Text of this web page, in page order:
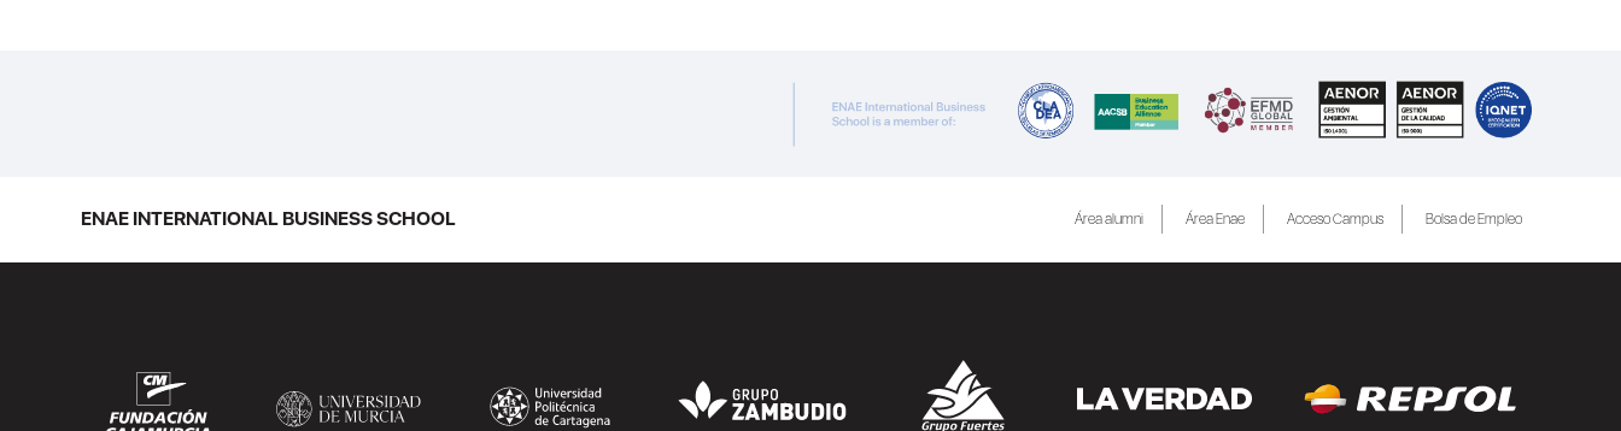
ENAE INTERNATIONAL BUSINESS SCHOOL Área alumni Área Enae Acceso Campus Bolsa de Empleo